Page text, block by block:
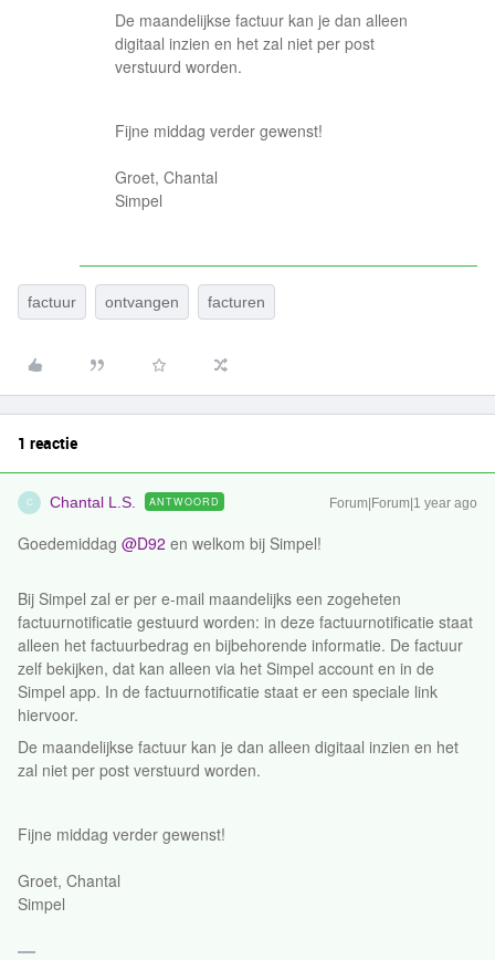
De maandelijkse factuur kan je dan alleen
digitaal inzien en het zal niet per post
verstuurd worden.
Fijne middag verder gewenst!
Groet, Chantal
Simpel
factuur ontvangen facturen
1 reactie
C Chantal L.S. ANTWOORD Forum|Forum|1 year ago
Goedemiddag ​ @D92 en welkom bij Simpel!
Bij Simpel zal er per e-mail maandelijks een zogeheten
factuurnotificatie gestuurd worden: in deze factuurnotificatie staat
alleen het factuurbedrag en bijbehorende informatie. De factuur
zelf bekijken, dat kan alleen via het Simpel account en in de
Simpel app. In de factuurnotificatie staat er een speciale link
hiervoor.
De maandelijkse factuur kan je dan alleen digitaal inzien en het
zal niet per post verstuurd worden.
Fijne middag verder gewenst!
Groet, Chantal
Simpel